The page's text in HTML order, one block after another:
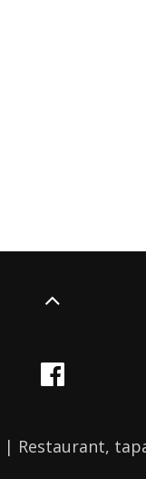
| Restaurant,